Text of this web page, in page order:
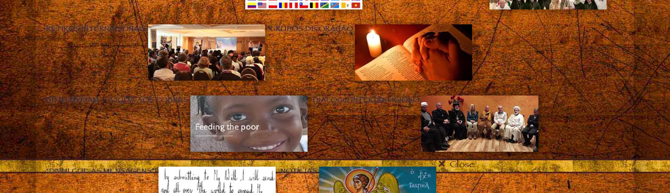
RETIROS INTERNACIONAIS GRUPOS DE ORAÇÃO
BETH MYRIAM – AJUDA AOS POBRES DIÁLOGO INTER-RELIGIOSO
“DIVULGUE AS MENSAGENS”! NOTÍCIAS Close